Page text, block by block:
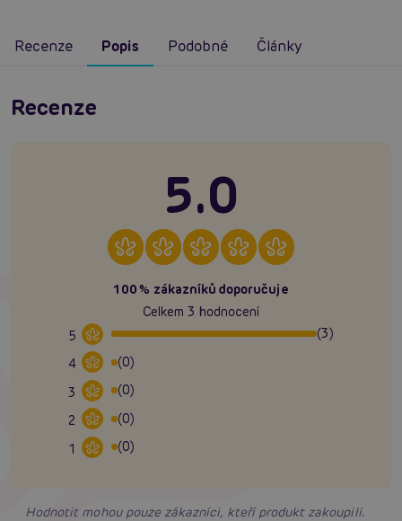
Recenze Popis Podobné Články
Recenze
5.0
100% zákazníků doporučuje
Celkem 3 hodnocení
5
(3)
4
(0)
3
(0)
2
(0)
1
(0)
Hodnotit mohou pouze zákazníci, kteří produkt zakoupili.